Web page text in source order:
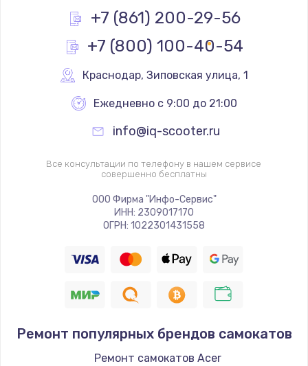
+7 (861) 200-29-56
+7 (800) 100-40-54
Краснодар, Зиповская улица, 1
Ежедневно с 9:00 до 21:00
info@iq-scooter.ru
Все консультации по телефону в нашем сервисе
совершенно бесплатны
ООО Фирма "Инфо-Сервис"
ИНН: 2309017170
ОГРН: 1022301431558
Ремонт популярных брендов самокатов
Ремонт самокатов Acer